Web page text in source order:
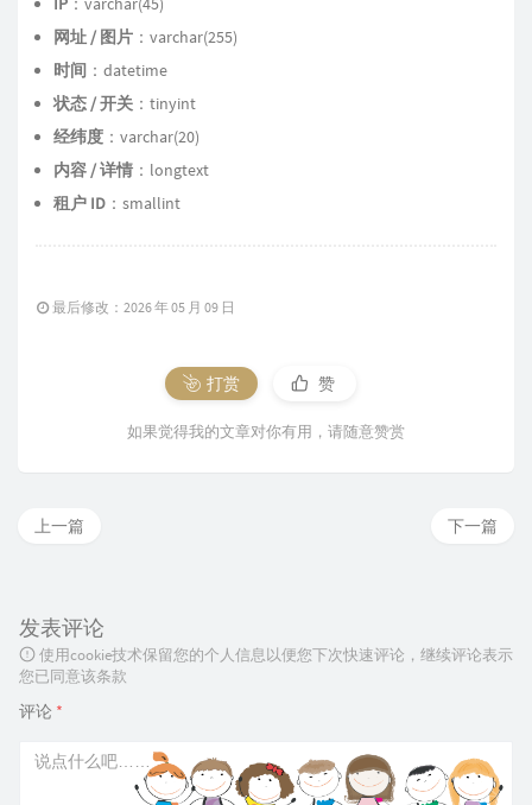
网址 / 图片 ：varchar(255)
时间 ：datetime
状态 / 开关 ：tinyint
经纬度 ：varchar(20)
内容 / 详情 ：longtext
租户 ID ：smallint
最后修改：2026 年 05 月 09 日
打赏 赞
如果觉得我的文章对你有用，请随意赞赏
下一篇
上一篇
发表评论
使用cookie技术保留您的个人信息以便您下次快速评论，继续评论表示
您已同意该条款
评论 *